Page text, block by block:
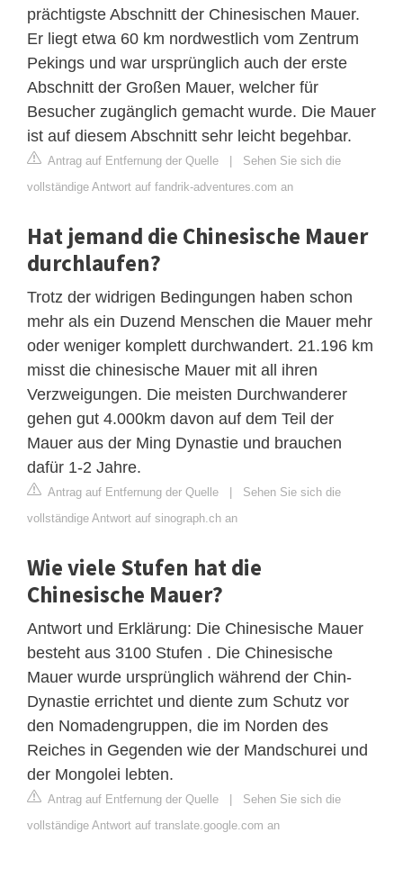
prächtigste Abschnitt der Chinesischen Mauer.
Er liegt etwa 60 km nordwestlich vom Zentrum
Pekings und war ursprünglich auch der erste
Abschnitt der Großen Mauer, welcher für
Besucher zugänglich gemacht wurde. Die Mauer
ist auf diesem Abschnitt sehr leicht begehbar.
Antrag auf Entfernung der Quelle | Sehen Sie sich die
vollständige Antwort auf fandrik-adventures.com an
Hat jemand die Chinesische Mauer
durchlaufen?
Trotz der widrigen Bedingungen haben schon
mehr als ein Duzend Menschen die Mauer mehr
oder weniger komplett durchwandert. 21.196 km
misst die chinesische Mauer mit all ihren
Verzweigungen. Die meisten Durchwanderer
gehen gut 4.000km davon auf dem Teil der
Mauer aus der Ming Dynastie und brauchen
dafür 1-2 Jahre.
Antrag auf Entfernung der Quelle | Sehen Sie sich die
vollständige Antwort auf sinograph.ch an
Wie viele Stufen hat die
Chinesische Mauer?
Antwort und Erklärung: Die Chinesische Mauer
besteht aus 3100 Stufen . Die Chinesische
Mauer wurde ursprünglich während der Chin-
Dynastie errichtet und diente zum Schutz vor
den Nomadengruppen, die im Norden des
Reiches in Gegenden wie der Mandschurei und
der Mongolei lebten.
Antrag auf Entfernung der Quelle | Sehen Sie sich die
vollständige Antwort auf translate.google.com an